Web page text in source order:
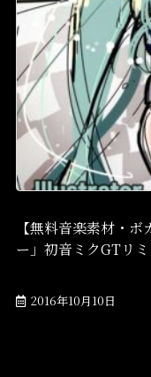
【無料音楽素材・
ー」初音ミクGTリ
2016年10月10日